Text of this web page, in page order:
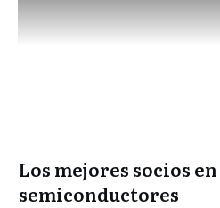
Los mejores socios
semiconductores